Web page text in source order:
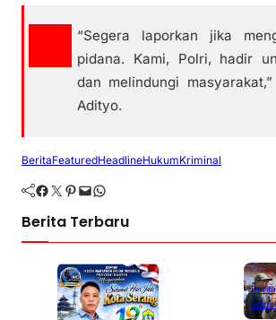
“Segera laporkan jika
pidana. Kami, Polri, hadir
dan melindungi
Adityo.
BeritaFeaturedHeadlineHukumKriminal
Facebook Twitter Pinterest Mail WhatsApp
Berita Terbaru
Berita